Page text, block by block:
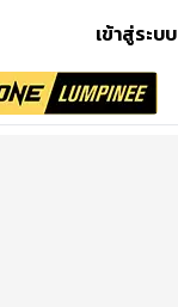
เข้าสู่ระบบ